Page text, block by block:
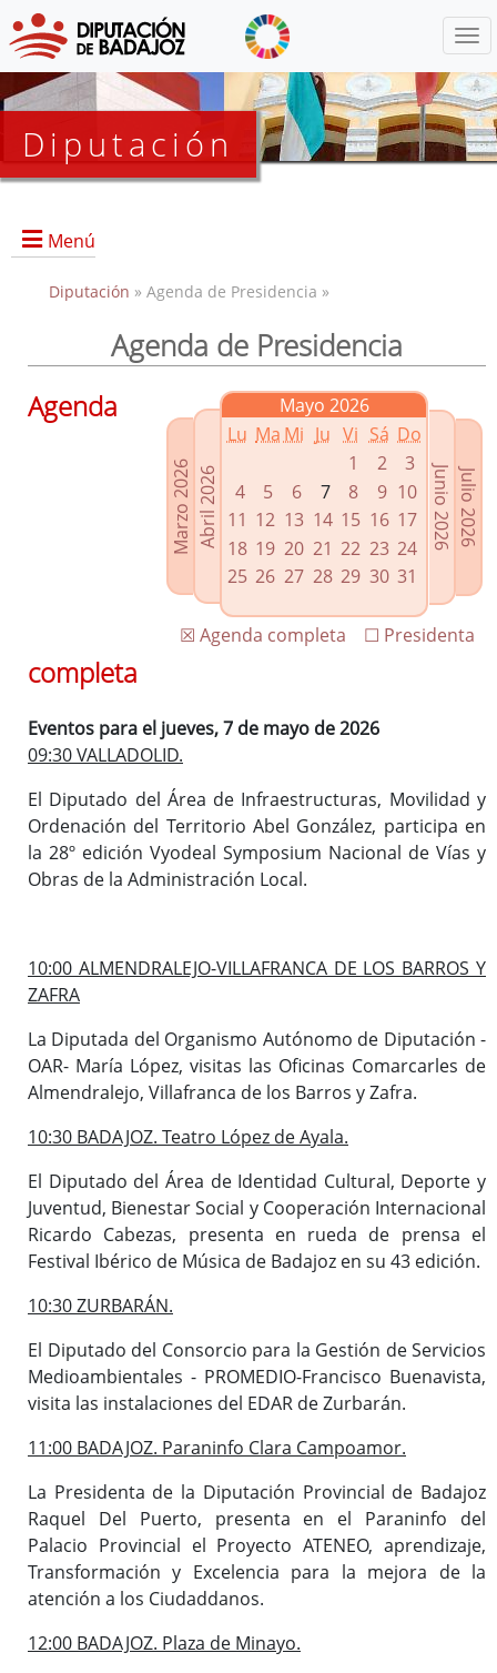
Diputación
Menú
Presidencia
Grupos Políticos
Enlaces relacionados
Agenda de Presidencia
Plenos provinciales y Juntas de gobierno
Oficina de Proyectos Europeos
Diputación » Agenda de Presidencia »
Agenda de Presidencia
Marzo 2026Abril 2026
Mayo 2026
Lu Ma Mi Ju Vi Sá Do
1
2
3
4
5 6 7 8 9 10
11 12 13 14 15 16 17
18 19 20 21 22 23 24
25 26 27 28 29 30 31
Julio 2026
Junio 2026
☐ Presidenta
☒ Agenda completa
Agenda
completa
Eventos para el jueves, 7 de mayo de 2026
09:30 VALLADOLID.
El Diputado del Área de Infraestructuras, Movilidad y
Ordenación del Territorio Abel González, participa en
la 28º edición Vyodeal Symposium Nacional de Vías y
Obras de la Administración Local.
10:00 ALMENDRALEJO-VILLAFRANCA DE LOS BARROS Y
ZAFRA
La Diputada del Organismo Autónomo de Diputación -
OAR- María López, visitas las Oficinas Comarcarles de
Almendralejo, Villafranca de los Barros y Zafra.
10:30 BADAJOZ. Teatro López de Ayala.
El Diputado del Área de Identidad Cultural, Deporte y
Juventud, Bienestar Social y Cooperación Internacional
Ricardo Cabezas, presenta en rueda de prensa el
Festival Ibérico de Música de Badajoz en su 43 edición.
10:30 ZURBARÁN.
El Diputado del Consorcio para la Gestión de Servicios
Medioambientales - PROMEDIO-Francisco Buenavista,
visita las instalaciones del EDAR de Zurbarán.
11:00 BADAJOZ. Paraninfo Clara Campoamor.
La Presidenta de la Diputación Provincial de Badajoz
Raquel Del Puerto, presenta en el Paraninfo del
Palacio Provincial el Proyecto ATENEO, aprendizaje,
Transformación y Excelencia para la mejora de la
atención a los Ciudaddanos.
12:00 BADAJOZ. Plaza de Minayo.